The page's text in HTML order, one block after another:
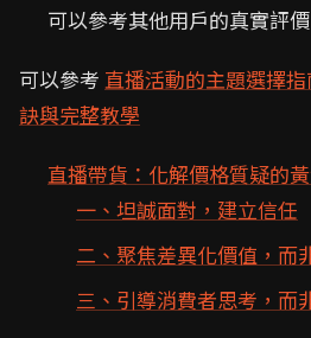
可以參考其他用戶的真實評價
可以參考 直播活動的主題選擇
訣與完整教學
直播帶貨：化解價格質疑的
一、坦誠面對，建立信任
二、聚焦差異化價值，而
三、引導消費者思考，而